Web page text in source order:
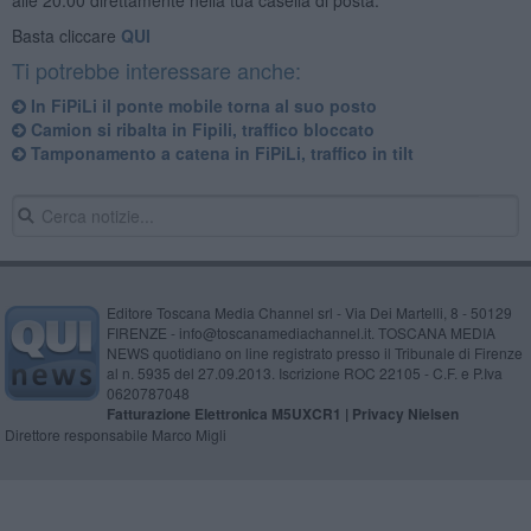
Basta cliccare QUI
Ti potrebbe interessare anche:
In FiPiLi il ponte mobile torna al suo posto
Camion si ribalta in Fipili, traffico bloccato
Tamponamento a catena in FiPiLi, traffico in tilt
Editore Toscana Media Channel srl - Via Dei Martelli, 8 - 50129
FIRENZE - info@toscanamediachannel.it. TOSCANA MEDIA
NEWS quotidiano on line registrato presso il Tribunale di Firenze
al n. 5935 del 27.09.2013. Iscrizione ROC 22105 - C.F. e P.Iva
0620787048
Fatturazione Elettronica M5UXCR1 | Privacy Nielsen
Direttore responsabile Marco Migli